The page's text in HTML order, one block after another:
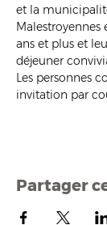
et la
Malestroyennes
ans et plus et
déjeuner
Les personnes
invitation par
Partager